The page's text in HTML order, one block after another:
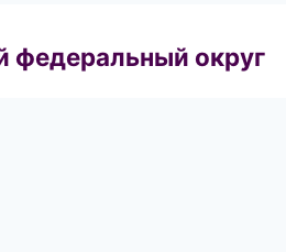
федеральный округ